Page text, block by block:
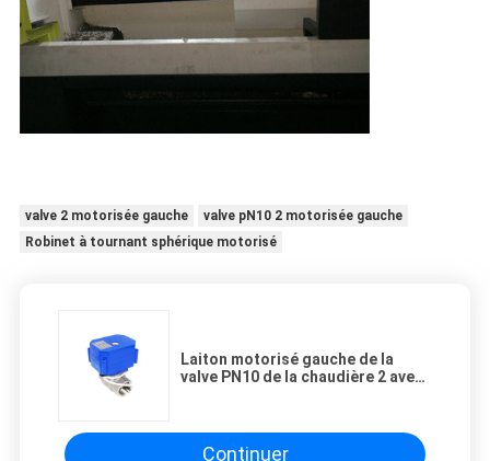
valve 2 motorisée gauche
valve pN10 2 motorisée gauche
Robinet à tournant sphérique motorisé
Laiton motorisé gauche de la
valve PN10 de la chaudière 2 avec
Continuer